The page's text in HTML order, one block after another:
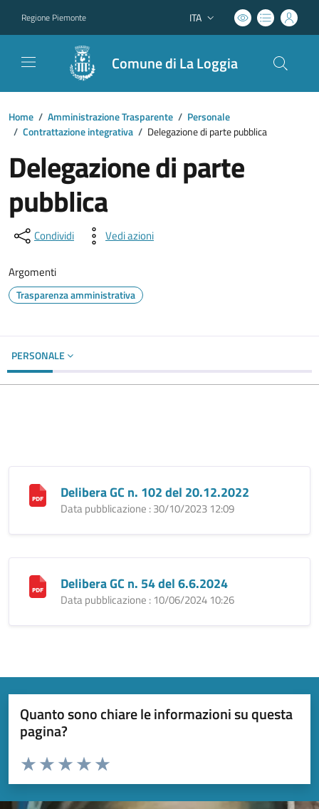
Regione Piemonte Lingua attiva:
ITA
Comune di La Loggia
Home / Amministrazione Trasparente / Personale
/ Contrattazione integrativa / Delegazione di parte pubblica
Delegazione di parte
pubblica
Condividi Vedi azioni
Argomenti
Trasparenza amministrativa
PERSONALE
Delibera GC n. 102 del 20.12.2022
Data pubblicazione : 30/10/2023 12:09
Delibera GC n. 54 del 6.6.2024
Data pubblicazione : 10/06/2024 10:26
Quanto sono chiare le informazioni su questa
pagina?
Valuta da 1 a 5 stelle la pagina
Valuta 5 stelle su 5
Valuta 4 stelle su 5
Valuta 3 stelle su 5
Valuta 2 stelle su 5
Valuta 1 stelle su 5